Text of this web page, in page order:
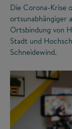
Die Corona-Krise
ortsunabhängiger
Ortsbindung von
Stadt und
Schneidewind.